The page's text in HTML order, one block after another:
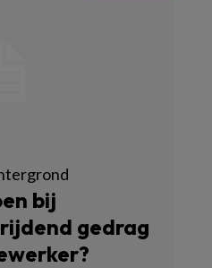
bij
gedrag